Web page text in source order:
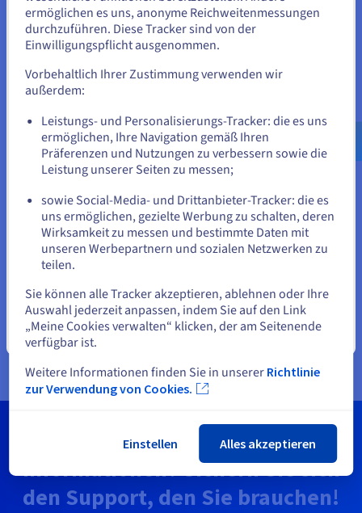
Compliance
ISO 27001, ISO 27017, ISO 27018, ISO 27701 und SOC I und
Zertifizierung nach Sektor
PCI-DSS, HDS, HIPAA, SecNumCloud
Weitere technische Daten
Sie wünschen weitere
Informationen? Sichern Sie sich
den Support, den Sie brauchen!
Staaten zu befinden.
Wenn Sie aus Vereinigte Staaten bestellen möchten, müssen Sie
sich auf der entsprechenden Website umsehen und dort einen
Account erstellen.
us.ovhcloud.com/solutions Englisch USD - $
oder
Auf der aktuellen Website bleiben
Eine andere Website wählen
Schließen
ermöglichen es uns, anonyme Reichweitenmessungen
durchzuführen. Diese Tracker sind von der
Einwilligungspflicht ausgenommen.
Vorbehaltlich Ihrer Zustimmung verwenden wir
außerdem:
Leistungs- und Personalisierungs-Tracker: die es uns
ermöglichen, Ihre Navigation gemäß Ihren
Präferenzen und Nutzungen zu verbessern sowie die
Leistung unserer Seiten zu messen;
sowie Social-Media- und Drittanbieter-Tracker: die es
uns ermöglichen, gezielte Werbung zu schalten, deren
Wirksamkeit zu messen und bestimmte Daten mit
unseren Werbepartnern und sozialen Netzwerken zu
teilen.
Sie können alle Tracker akzeptieren, ablehnen oder Ihre
Auswahl jederzeit anpassen, indem Sie auf den Link
„Meine Cookies verwalten“ klicken, der am Seitenende
verfügbar ist.
Weitere Informationen finden Sie in unserer Richtlinie
zur Verwendung von Cookies.
Einstellen Alles akzeptieren